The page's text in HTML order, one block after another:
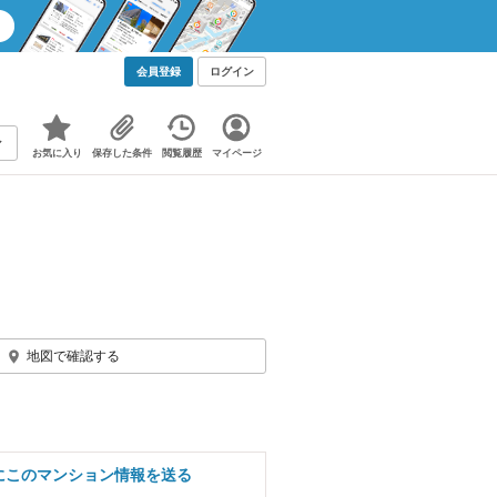
会員登録 ログイン
お気に入り 保存した条件 閲覧履歴 マイページ
地図で確認する
のマンション情報を送る